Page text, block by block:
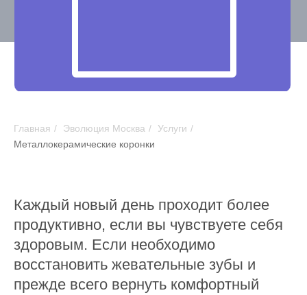
Главная / Эволюция Москва / Услуги /
Металлокерамические коронки
Каждый новый день проходит более
продуктивно, если вы чувствуете себя
здоровым. Если необходимо
восстановить жевательные зубы и
прежде всего вернуть комфортный